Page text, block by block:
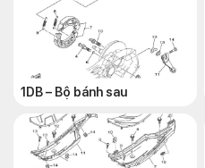
1DB – Bộ bánh sau